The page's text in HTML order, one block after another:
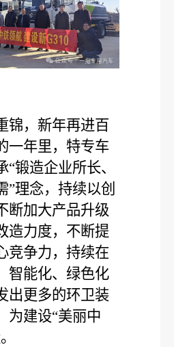
锦，新年再进百
一年里，特专车
“锻造企业所长、
”理念，持续以创
断加大产品升级
造力度，不断提
竞争力，持续在
智能化、绿色化
出更多的环卫装
为建设“美丽中